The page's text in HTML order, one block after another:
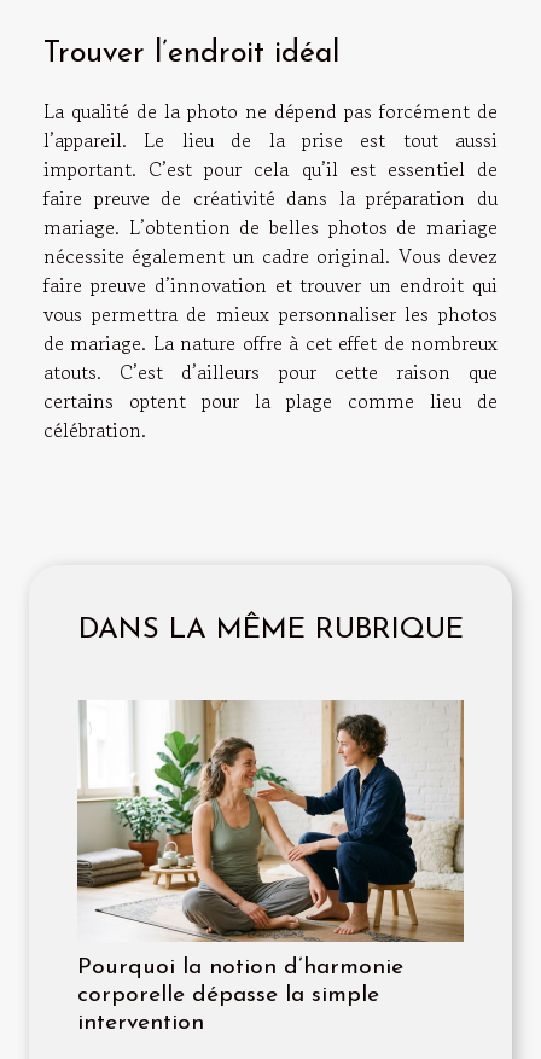
Trouver l’endroit idéal
La qualité de la photo ne dépend pas forcément de
l’appareil. Le lieu de la prise est tout aussi
important. C’est pour cela qu’il est essentiel de
faire preuve de créativité dans la préparation du
mariage. L’obtention de belles photos de mariage
nécessite également un cadre original. Vous devez
faire preuve d’innovation et trouver un endroit qui
vous permettra de mieux personnaliser les photos
de mariage. La nature offre à cet effet de nombreux
atouts. C’est d’ailleurs pour cette raison que
certains optent pour la plage comme lieu de
célébration.
DANS LA MÊME RUBRIQUE
Pourquoi la notion d’harmonie
corporelle dépasse la simple
intervention